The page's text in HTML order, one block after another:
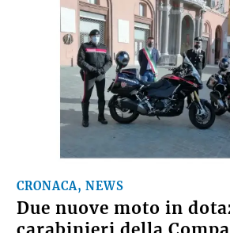
CRONACA, NEWS
Due nuove moto in